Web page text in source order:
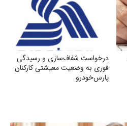
درخواست شفاف‌سازی و رسیدگی
فوری به وضعیت معیشتی کارکنان
پارس‌خودرو